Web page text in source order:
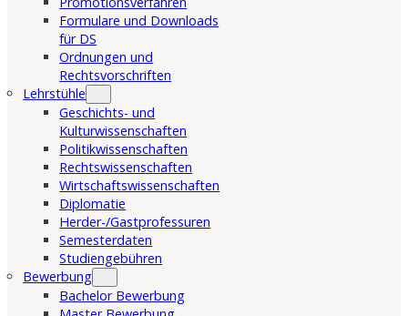
Formulare und Downloads
für DS
Ordnungen und
Rechtsvorschriften
Lehrstühle
Geschichts- und
Kulturwissenschaften
Politikwissenschaften
Rechtswissenschaften
Wirtschaftswissenschaften
Diplomatie
Herder-/Gastprofessuren
Semesterdaten
Studiengebühren
Bewerbung
Bachelor Bewerbung